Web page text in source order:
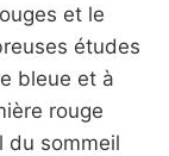
et le
études
bleue et à
rouge
du sommeil